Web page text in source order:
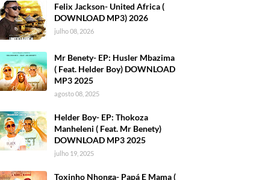
Felix Jackson- United Africa (
DOWNLOAD MP3) 2026
julho 08, 2026
Mr Benety- EP: Husler Mbazima
( Feat. Helder Boy) DOWNLOAD
MP3 2025
agosto 08, 2025
Helder Boy- EP: Thokoza
Manheleni ( Feat. Mr Benety)
DOWNLOAD MP3 2025
julho 19, 2025
Toxinho Nhonga- Papá E Mama (